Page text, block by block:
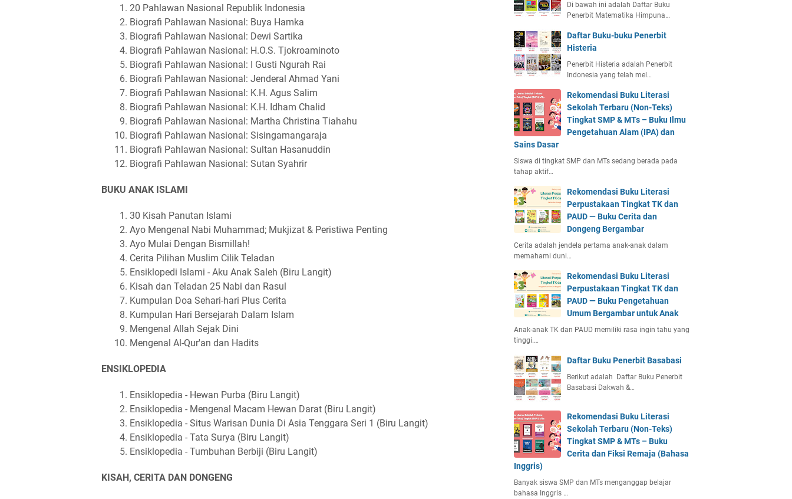
20 Pahlawan Nasional Republik Indonesia
Biografi Pahlawan Nasional: Buya Hamka
Biografi Pahlawan Nasional: Dewi Sartika
Biografi Pahlawan Nasional: H.O.S. Tjokroaminoto
Biografi Pahlawan Nasional: I Gusti Ngurah Rai
Biografi Pahlawan Nasional: Jenderal Ahmad Yani
Biografi Pahlawan Nasional: K.H. Agus Salim
Biografi Pahlawan Nasional: K.H. Idham Chalid
Biografi Pahlawan Nasional: Martha Christina Tiahahu
Biografi Pahlawan Nasional: Sisingamangaraja
Biografi Pahlawan Nasional: Sultan Hasanuddin
Biografi Pahlawan Nasional: Sutan Syahrir
BUKU ANAK ISLAMI
30 Kisah Panutan Islami
Ayo Mengenal Nabi Muhammad; Mukjizat & Peristiwa Penting
Ayo Mulai Dengan Bismillah!
Cerita Pilihan Muslim Cilik Teladan
Ensiklopedi Islami - Aku Anak Saleh (Biru Langit)
Kisah dan Teladan 25 Nabi dan Rasul
Kumpulan Doa Sehari-hari Plus Cerita
Kumpulan Hari Bersejarah Dalam Islam
Mengenal Allah Sejak Dini
Mengenal Al-Qur'an dan Hadits
ENSIKLOPEDIA
Ensiklopedia - Hewan Purba (Biru Langit)
Ensiklopedia - Mengenal Macam Hewan Darat (Biru Langit)
Ensiklopedia - Situs Warisan Dunia Di Asia Tenggara Seri 1 (Biru Langit)
Ensiklopedia - Tata Surya (Biru Langit)
Ensiklopedia - Tumbuhan Berbiji (Biru Langit)
KISAH, CERITA DAN DONGENG
Di bawah ini adalah Daftar Buku
Penerbit Matematika Himpuna…
Daftar Buku-buku Penerbit
Histeria
Penerbit Histeria adalah Penerbit
Indonesia yang telah mel…
Rekomendasi Buku Literasi
Sekolah Terbaru (Non-Teks)
Tingkat SMP & MTs – Buku Ilmu
Pengetahuan Alam (IPA) dan
Sains Dasar
Siswa di tingkat SMP dan MTs sedang berada pada
tahap aktif…
Rekomendasi Buku Literasi
Perpustakaan Tingkat TK dan
PAUD — Buku Cerita dan
Dongeng Bergambar
Cerita adalah jendela pertama anak-anak dalam
memahami duni…
Rekomendasi Buku Literasi
Perpustakaan Tingkat TK dan
PAUD — Buku Pengetahuan
Umum Bergambar untuk Anak
Anak-anak TK dan PAUD memiliki rasa ingin tahu yang
tinggi.…
Daftar Buku Penerbit Basabasi
Berikut adalah Daftar Buku Penerbit
Basabasi Dakwah &…
Rekomendasi Buku Literasi
Sekolah Terbaru (Non-Teks)
Tingkat SMP & MTs – Buku
Cerita dan Fiksi Remaja (Bahasa
Inggris)
Banyak siswa SMP dan MTs menganggap belajar
bahasa Inggris …